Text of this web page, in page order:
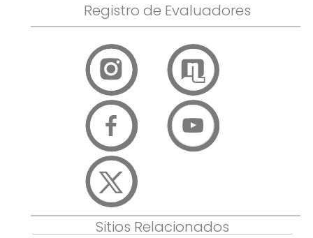
Registro de Evaluadores
Sitios Relacionados